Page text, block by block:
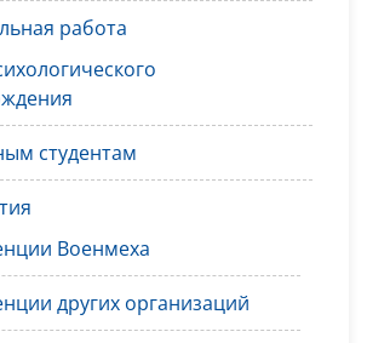
работа
студентам
Военмеха
других организаций